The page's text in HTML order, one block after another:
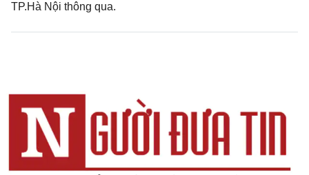
TP.Hà Nội thông qua.